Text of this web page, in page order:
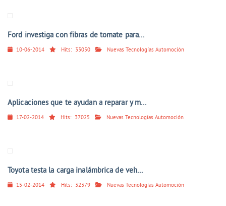
Ford investiga con fibras de tomate para...
10-06-2014 Hits: 33050 Nuevas Tecnologías Automoción
Aplicaciones que te ayudan a reparar y m...
17-02-2014 Hits: 37025 Nuevas Tecnologías Automoción
Toyota testa la carga inalámbrica de veh...
15-02-2014 Hits: 32379 Nuevas Tecnologías Automoción